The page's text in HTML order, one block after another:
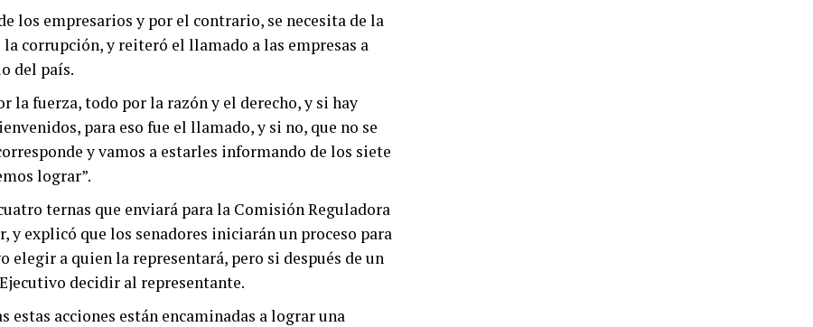
los empresarios y por el contrario, se necesita de la
corrupción, y reiteró el llamado a las empresas a
del país.
la fuerza, todo por la razón y el derecho, y si hay
para eso fue el llamado, y si no, que no se
y vamos a estarles informando de los siete
lograr”.
ternas que enviará para la Comisión Reguladora
y explicó que los senadores iniciarán un proceso para
elegir a quien la representará, pero si después de un
decidir al representante.
acciones están encaminadas a lograr una